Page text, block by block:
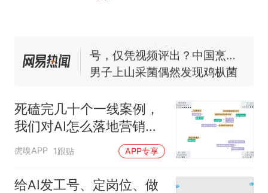
么？
协会回应
男子上山采菌偶然发现鸡枞菌
窝，原地守1天等它长大：挖了
回大海 目击者直呼震惊 （视频
来源：参考消息）
笔试第一被第二名传话劝弃考
官方通报
那个在床头放菜刀的女孩，
人生
死磕完几十个一线案例，
我们对AI怎么落地营销服
有了这些判断
虎嗅APP 1跟贴 APP专享
给AI发工号、定岗位、做